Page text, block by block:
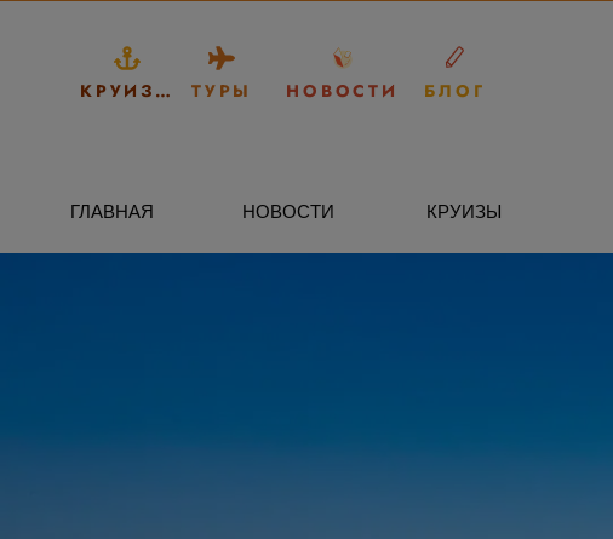
КРУИЗЫ ТУРЫ НОВОСТИ БЛОГ
ГЛАВНАЯ НОВОСТИ КРУИЗЫ